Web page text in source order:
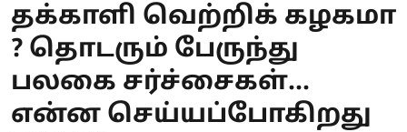
தக்காளி வெற்றிக் கழகமா
? தொடரும் பேருந்து
பலகை சர்ச்சைகள்...
என்ன செய்யப்போகிறது